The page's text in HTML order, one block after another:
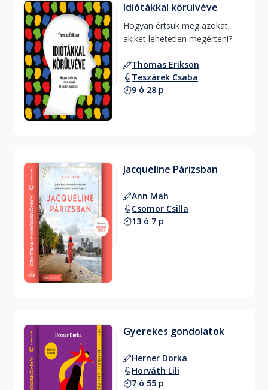
Idiótákkal körülvéve
Hogyan értsük meg azokat,
Thomas Erikson
Teszárek Csaba
9 ó 28 p
Jacqueline Párizsban
Ann Mah
Csomor Csilla
13 ó 7 p
Gyerekes gondolatok
Herner Dorka
Horváth Lili
7 ó 55 p